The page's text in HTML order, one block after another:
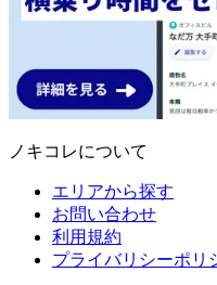
ノキコレについて
エリアから探す
お問い合わせ
利用規約
プライバリシーポリ